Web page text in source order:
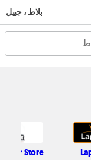
بلاط ، جبيل
Najjar Store